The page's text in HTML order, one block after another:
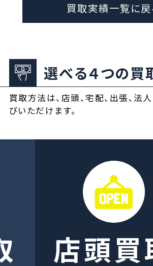
買取実績一覧に戻
選べる４つの買
買取方法は、店頭、宅配、出張、法
びいただけます。
店頭買